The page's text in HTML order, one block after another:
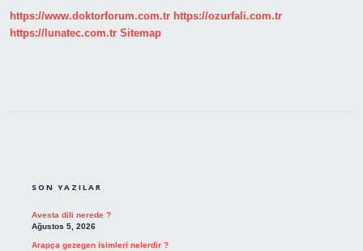
https://www.doktorforum.com.tr https://ozurfali.com.tr
https://lunatec.com.tr Sitemap
SON YAZILAR
Avesta dili nerede ?
Ağustos 5, 2026
Arapça gezegen isimleri nelerdir ?